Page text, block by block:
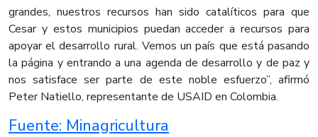
grandes, nuestros recursos han sido catalíticos para que
Cesar y estos municipios puedan acceder a recursos para
apoyar el desarrollo rural. Vemos un país que está pasando
la página y entrando a una agenda de desarrollo y de paz y
nos satisface ser parte de este noble esfuerzo”, afirmó
Peter Natiello, representante de USAID en Colombia.
Fuente: Minagricultura​​